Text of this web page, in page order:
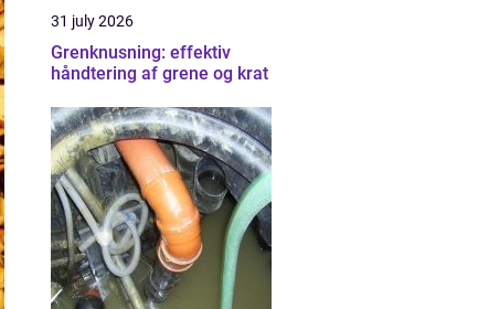
31 july 2026
Grenknusning: effektiv
håndtering af grene og krat